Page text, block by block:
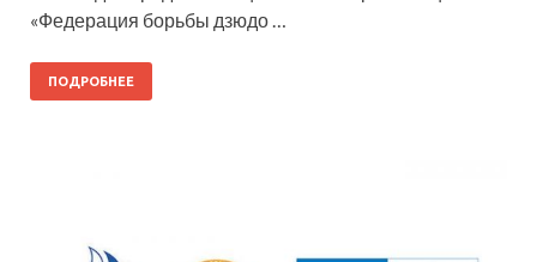
«Федерация борьбы дзюдо …
ПОДРОБНЕЕ